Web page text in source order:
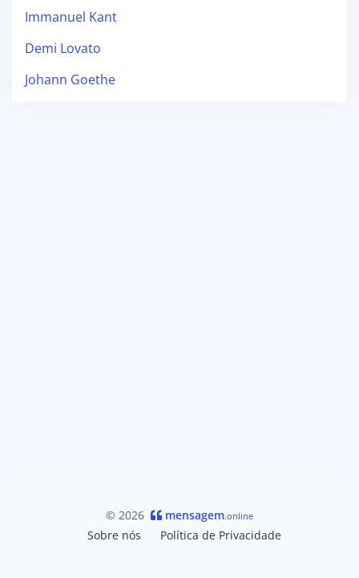
Immanuel Kant
Demi Lovato
Johann Goethe
© 2026 mensagem.online
Sobre nós Política de Privacidade